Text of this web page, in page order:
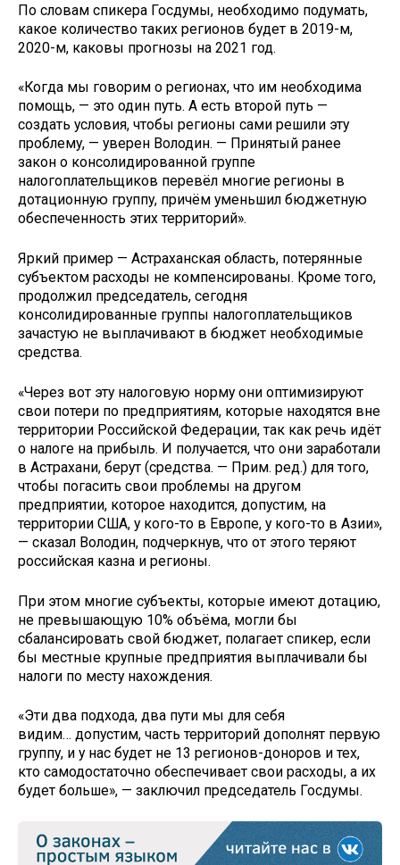
По словам спикера Госдумы, необходимо подумать,
какое количество таких регионов будет в 2019-м,
2020-м, каковы прогнозы на 2021 год.
«Когда мы говорим о регионах, что им необходима
помощь, — это один путь. А есть второй путь —
создать условия, чтобы регионы сами решили эту
проблему, — уверен Володин. — Принятый ранее
закон о консолидированной группе
налогоплательщиков перевёл многие регионы в
дотационную группу, причём уменьшил бюджетную
обеспеченность этих территорий».
Яркий пример — Астраханская область, потерянные
субъектом расходы не компенсированы. Кроме того,
продолжил председатель, сегодня
консолидированные группы налогоплательщиков
зачастую не выплачивают в бюджет необходимые
средства.
«Через вот эту налоговую норму они оптимизируют
свои потери по предприятиям, которые находятся вне
территории Российской Федерации, так как речь идёт
о налоге на прибыль. И получается, что они заработали
в Астрахани, берут (средства. — Прим. ред.) для того,
чтобы погасить свои проблемы на другом
предприятии, которое находится, допустим, на
территории США, у кого-то в Европе, у кого-то в Азии»,
— сказал Володин, подчеркнув, что от этого теряют
российская казна и регионы.
При этом многие субъекты, которые имеют дотацию,
не превышающую 10% объёма, могли бы
сбалансировать свой бюджет, полагает спикер, если
бы местные крупные предприятия выплачивали бы
налоги по месту нахождения.
«Эти два подхода, два пути мы для себя
видим… допустим, часть территорий дополнят первую
группу, и у нас будет не 13 регионов-доноров и тех,
кто самодостаточно обеспечивает свои расходы, а их
будет больше», — заключил председатель Госдумы.